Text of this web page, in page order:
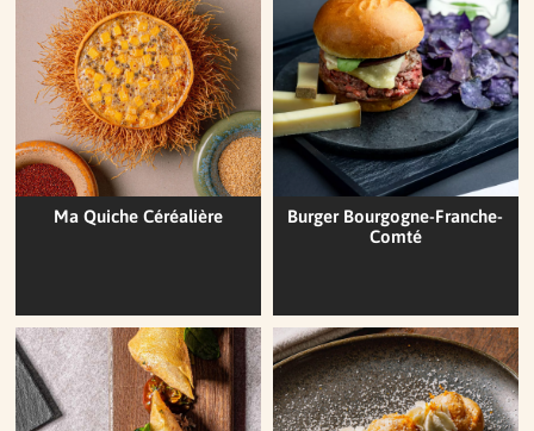
Ma Quiche Céréalière
Burger Bourgogne-Franche-
Comté